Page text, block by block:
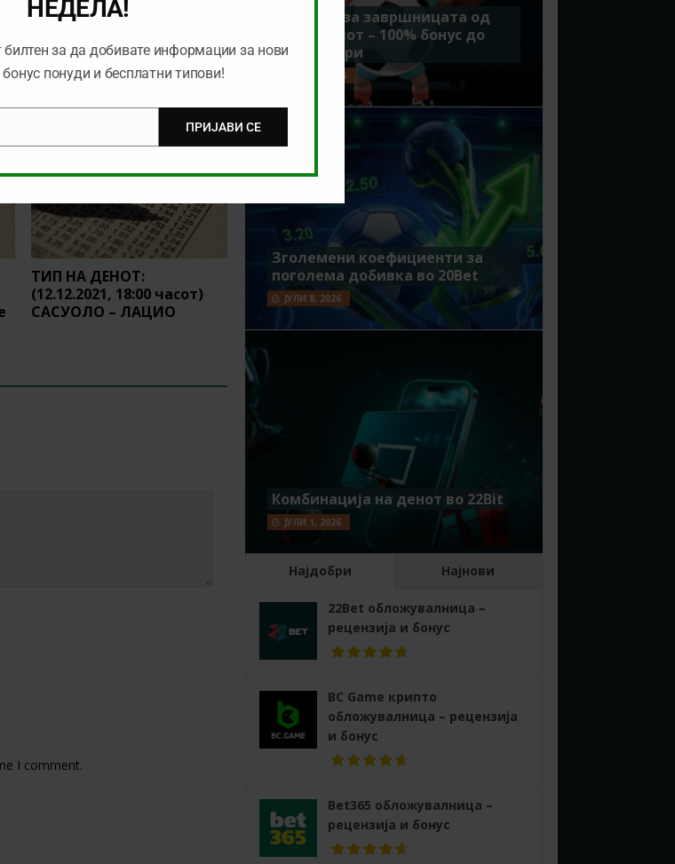
анализа и предлог тип
ТИП НА ДЕНОТ:
(12.12.2021, 18:00 часот)
САСУОЛО – ЛАЦИО
I comment.
Идеално за завршницата од
Мундијалот – 100% бонус до
7500 денари
ЈУЛИ 15, 2026
Зголемени коефициенти за
поголема добивка во 20Bet
ЈУЛИ 8, 2026
Комбинација на денот во 22Bit
ЈУЛИ 1, 2026
Најдобри Најнови
22Bet обложувалница –
рецензија и бонус
BC Game крипто
обложувалница – рецензија
и бонус
Bet365 обложувалница –
рецензија и бонус
НЕДЕЛА!
билтен за да добивате информации за нови
понуди и бесплатни типови!
ПРИЈАВИ СЕ